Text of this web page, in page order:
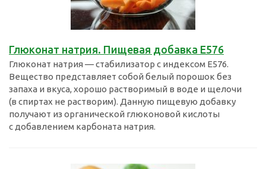
Глюконат натрия. Пищевая добавка Е576
Глюконат натрия — стабилизатор с индексом E576.
Вещество представляет собой белый порошок без
запаха и вкуса, хорошо растворимый в воде и щелочи
(в спиртах не растворим). Данную пищевую добавку
получают из органической глюконовой кислоты
с добавлением карбоната натрия.